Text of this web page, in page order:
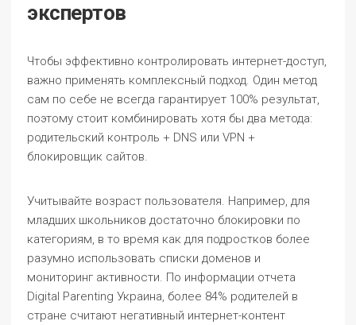
экспертов
Чтобы эффективно контролировать интернет-доступ,
важно применять комплексный подход. Один метод
сам по себе не всегда гарантирует 100% результат,
поэтому стоит комбинировать хотя бы два метода:
родительский контроль + DNS или VPN +
блокировщик сайтов.
Учитывайте возраст пользователя. Например, для
младших школьников достаточно блокировки по
категориям, в то время как для подростков более
разумно использовать списки доменов и
мониторинг активности. По информации отчета
Digital Parenting Украина, более 84% родителей в
стране считают негативный интернет-контент